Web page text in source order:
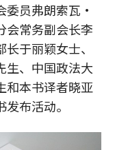
委员弗朗索瓦·
会常务副会长李
于丽颖女士、
生、中国政法大
和本书译者晓亚
布活动。